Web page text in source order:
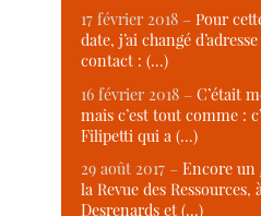
17 février 2018 –Pour
date, j’ai changé
contact : (…)
16 février 2018 –C’était
mais c’est tout comme :
Filipetti qui a (…)
29 août 2017 –Encore un
la Revue des Ressources,
Desrenards et (…)